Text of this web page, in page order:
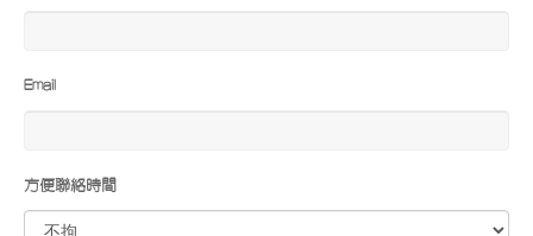
Email
方便聯絡時間